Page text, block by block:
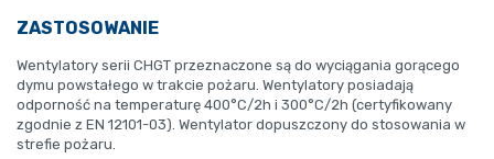
ZASTOSOWANIE
Wentylatory serii CHGT przeznaczone są do wyciągania gorącego
dymu powstałego w trakcie pożaru. Wentylatory posiadają
odporność na temperaturę 400°C/2h i 300°C/2h (certyfikowany
zgodnie z EN 12101-03). Wentylator dopuszczony do stosowania w
strefie pożaru.